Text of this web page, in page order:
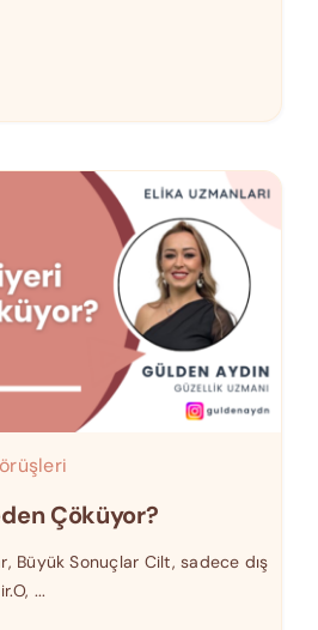
Çöküyor?
Büyük Sonuçlar Cilt, sadece dış
...